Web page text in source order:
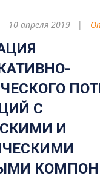
10 апреля 2019
С
И